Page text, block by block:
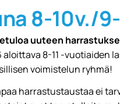
8-10v./9-
uuteen
aloittava 8-11 -vuotiaiden
voimistelun ryhmä!
harrastustaustaa ei